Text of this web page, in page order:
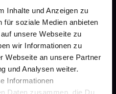
Inhalte und Anzeigen zu
für soziale Medien anbieten
unsere Webseite zu
wir Informationen zu
Webseite an unsere Partner
und Analysen weiter.
Informationen